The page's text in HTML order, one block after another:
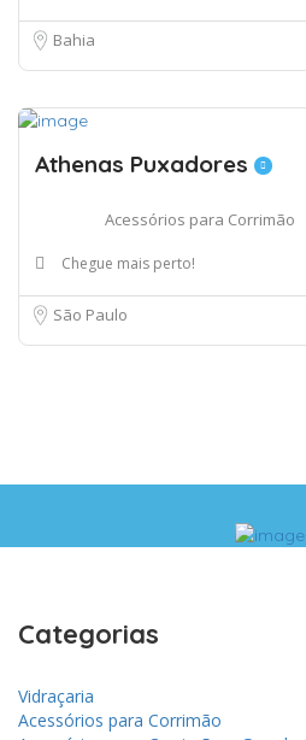
Bahia
Athenas Puxadores
Acessórios para Corrimão
Chegue mais perto!
São Paulo
Categorias
Vidraçaria
Acessórios para Corrimão